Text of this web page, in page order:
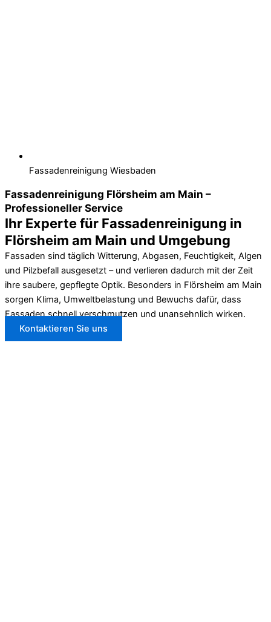
Fassadenreinigung Wiesbaden
Fassadenreinigung Flörsheim am Main –
Professioneller Service
Ihr Experte für Fassadenreinigung in
Flörsheim am Main und Umgebung
Fassaden sind täglich Witterung, Abgasen, Feuchtigkeit, Algen
und Pilzbefall ausgesetzt – und verlieren dadurch mit der Zeit
ihre saubere, gepflegte Optik. Besonders in Flörsheim am Main
sorgen Klima, Umweltbelastung und Bewuchs dafür, dass
Fassaden schnell verschmutzen und unansehnlich wirken.
Kontaktieren Sie uns